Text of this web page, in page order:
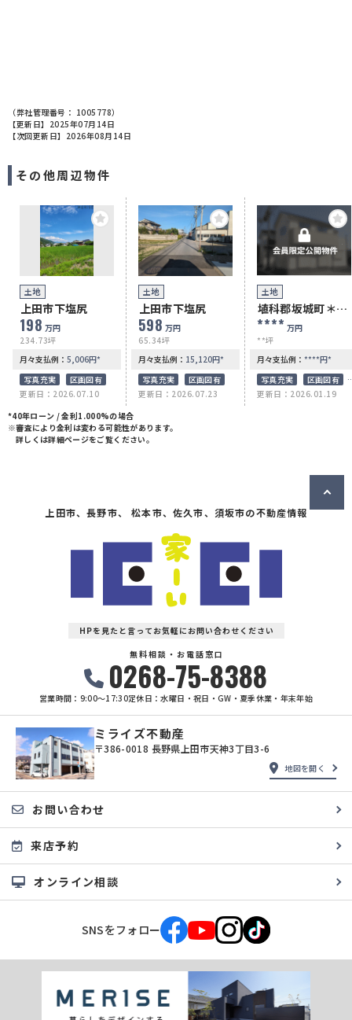
（弊社管理番号： 1005778）
【更新日】2025年07月14日
【次回更新日】2026年08月14日
その他周辺物件
土地
上田市下塩尻
198 万円
234.73坪
月々支払例： 5,006円*
写真充実
区画図有
更新日：2026.07.10
土地
上田市下塩尻
598 万円
65.34坪
月々支払例： 15,120円*
写真充実
区画図有
更新日：2026.07.23
土地
埴科郡坂城町＊＊
＊＊
**** 万円
**坪
月々支払例： ****円*
写真充実
区画図有
50坪以上
更新日：2026.01.19
*40年ローン / 金利1.000%の場合
※審査により金利は変わる可能性があります。
詳しくは詳細ページをご覧ください。
上田市、長野市、 松本市、佐久市、須坂市の不動産情報
HPを見たと言ってお気軽にお問い合わせください
無料相談・お電話窓口
0268-75-8388
営業時間：9:00〜17:30定休日：水曜日・祝日・GW・夏季休業・年末年始
ミライズ不動産
〒386-0018 長野県上田市天神3丁目3-6
地図を開く
お問い合わせ
来店予約
オンライン相談
SNSをフォロー